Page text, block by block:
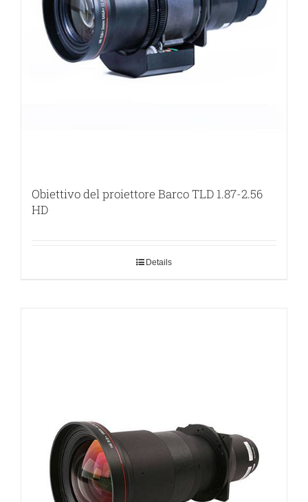
Obiettivo del proiettore Barco TLD 1.87-2.56
HD
Details